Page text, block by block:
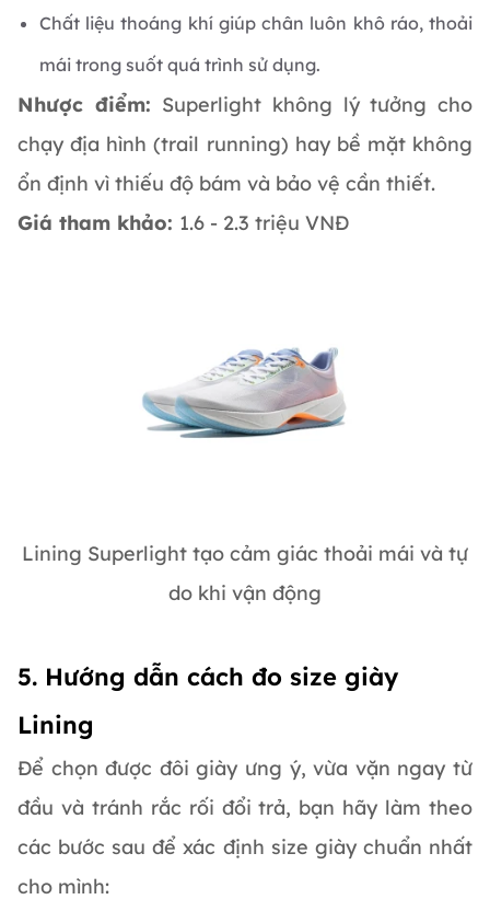
Chất liệu thoáng khí giúp chân luôn khô ráo, thoải
mái trong suốt quá trình sử dụng.
Nhược điểm: Superlight không lý tưởng cho
chạy địa hình (trail running) hay bề mặt không
ổn định vì thiếu độ bám và bảo vệ cần thiết.
Giá tham khảo: 1.6 - 2.3 triệu VNĐ
Lining Superlight tạo cảm giác thoải mái và tự
do khi vận động
5. Hướng dẫn cách đo size giày
Lining
Để chọn được đôi giày ưng ý, vừa vặn ngay từ
đầu và tránh rắc rối đổi trả, bạn hãy làm theo
các bước sau để xác định size giày chuẩn nhất
cho mình: